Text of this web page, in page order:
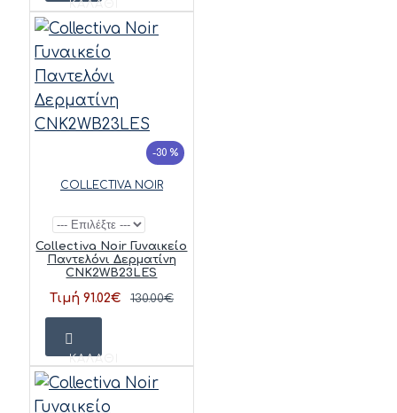
ΚΑΛΆΘΙ
-30 %
COLLECTIVA NOIR
Collectiva Noir Γυναικείο
Παντελόνι Δερματίνη
CNK2WB23LES
Τιμή 91.02€ 130.00€
ΚΑΛΆΘΙ